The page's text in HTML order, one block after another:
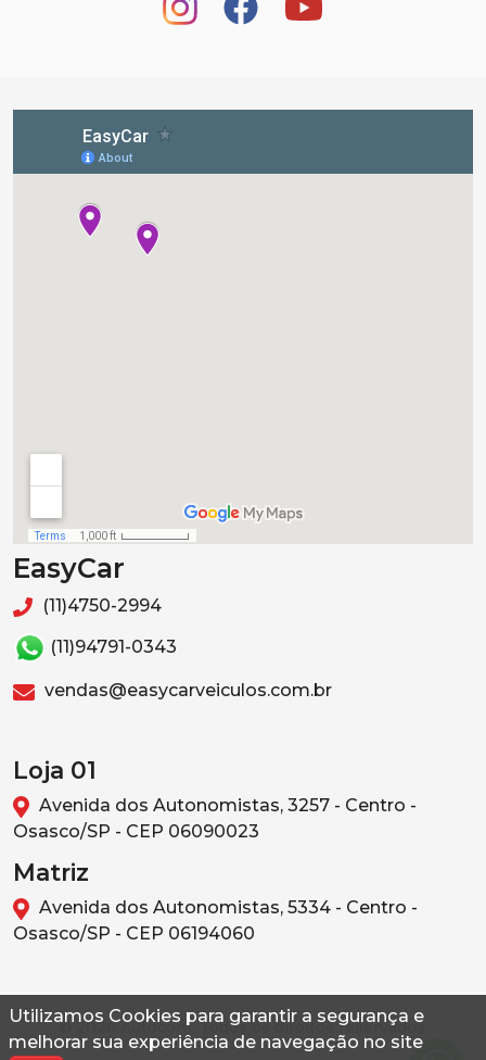
Utilizamos Cookies para garantir a segurança e
melhorar sua experiência de navegação no site
EasyCar
(11)4750-2994
(11)94791-0343
vendas@easycarveiculos.com.br
Loja 01
Avenida dos Autonomistas, 3257 - Centro -
Osasco/SP - CEP 06090023
Matriz
Avenida dos Autonomistas, 5334 - Centro -
Osasco/SP - CEP 06194060
© 2026 Autoconf. Todos os direitos reservados.